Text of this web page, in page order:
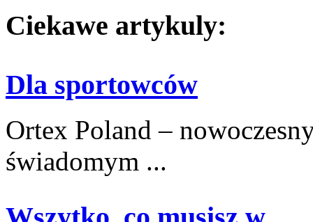
Ciekawe artykuly:
Dla sportowców
Ortex Poland –
świadomym ...